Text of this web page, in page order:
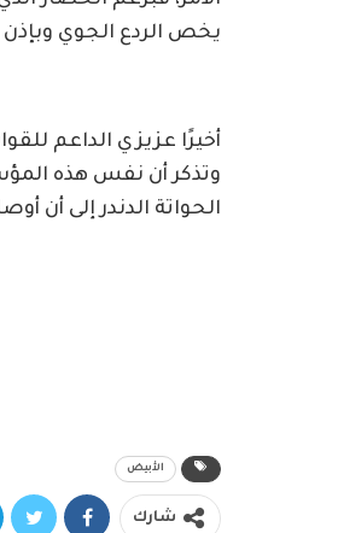
يخص الردع الجوي وبإذن
أخيرًا عزيزي الداعم
وتذكر أن نفس هذه
الحواتة الدندر إلى أن
الأبيض
شارك